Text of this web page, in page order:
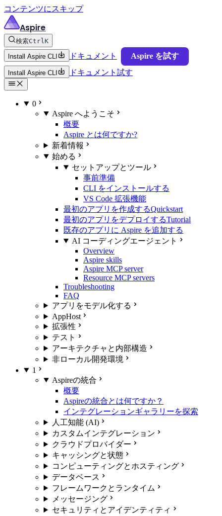
コンテンツにスキップ
Aspire
検索CtrlK
Install Aspire CLI ドキュメント Aspire を試す
Install Aspire CLI ドキュメント 試す
0
Aspire へようこそ
概要
Aspire とは何ですか?
新着情報
始める
セットアップとツール
事前準備
CLI をインストールする
VS Code 拡張機能
最初のアプリを作成するQuickstart
最初のアプリをデプロイするTutorial
既存のアプリに Aspire を追加する
AI コーディングエージェント
Overview
Aspire skills
Aspire MCP server
Resource MCP servers
Troubleshooting
FAQ
アプリをモデル化する
AppHost
拡張性
テスト
アーキテクチャと内部構造
非ローカル開発環境
1
Aspireの統合
概要
Aspireの統合とは何ですか？
インテグレーションギャラリーを探索
人工知能 (AI)
カスタムインテグレーション
クラウドプロバイダー
キャッシングと状態
コンピューティングとホスティング
データベース
フレームワークとランタイム
メッセージング
セキュリティとアイデンティティ